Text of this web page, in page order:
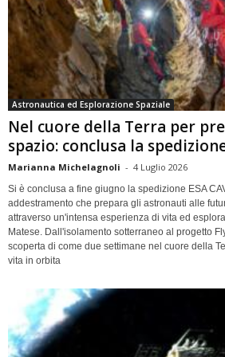
Astronautica ed Esplorazione Spaziale
Nel cuore della Terra per
spazio: conclusa la
Marianna Michelagnoli - 4 Luglio 2026
Si è conclusa a fine giugno la spedizione ESA
addestramento che prepara gli astronauti alle
attraverso un'intensa esperienza di vita ed
Matese. Dall'isolamento sotterraneo al progetto
scoperta di come due settimane nel cuore della
vita in orbita